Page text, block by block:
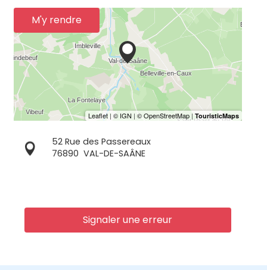
M'y rendre
52 Rue des Passereaux
76890 VAL-DE-SAÂNE
Signaler une erreur